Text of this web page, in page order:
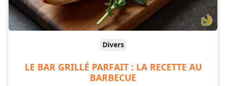
Divers
LE BAR GRILLÉ PARFAIT : LA RECETTE AU
BARBECUE